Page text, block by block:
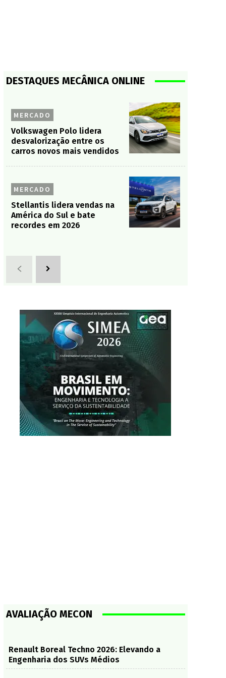
DESTAQUES MECÂNICA ONLINE
MERCADO
Volkswagen Polo lidera
desvalorização entre os
carros novos mais vendidos
MERCADO
Stellantis lidera vendas na
América do Sul e bate
recordes em 2026
AVALIAÇÃO MECON
Renault Boreal Techno 2026: Elevando a
Engenharia dos SUVs Médios